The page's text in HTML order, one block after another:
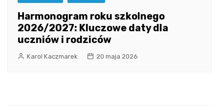
Harmonogram roku szkolnego
2026/2027: Kluczowe daty dla
uczniów i rodziców
Karol Kaczmarek 20 maja 2026